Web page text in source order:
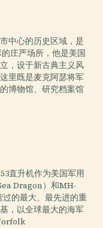
中心的历史区域，是
庄严场所，他是美国
，设于新古典主义风
里既是麦克阿瑟将军
博物馆、研究档案馆
直升机作为美国军用
Dragon）和MH-
过的最大、最先进的重
，以全球最大的海军